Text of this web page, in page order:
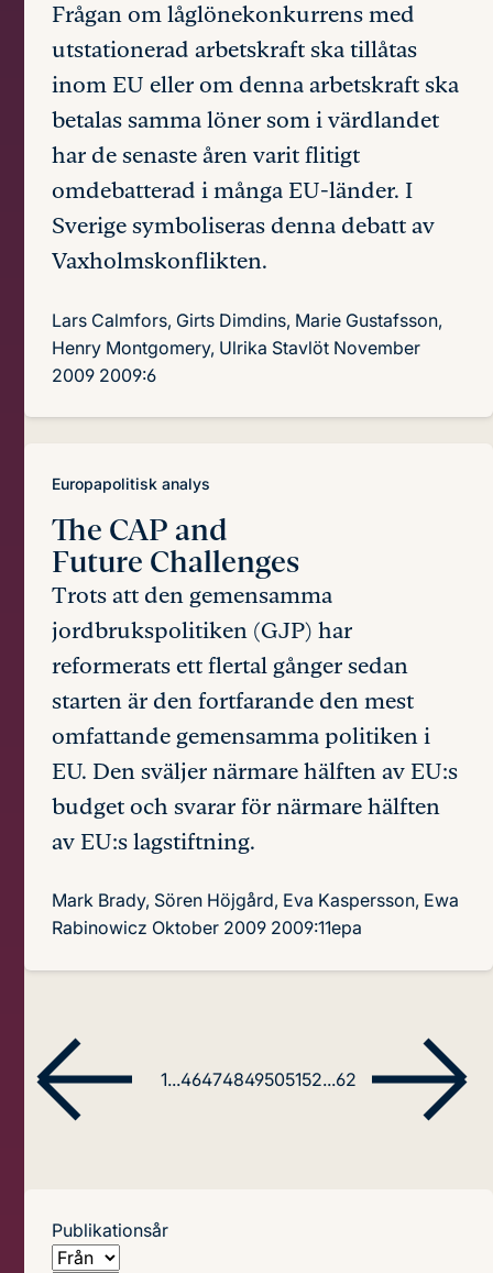
Frågan om låglönekonkurrens med
utstationerad arbetskraft ska tillåtas
inom EU eller om denna arbetskraft ska
betalas samma löner som i värdlandet
har de senaste åren varit flitigt
omdebatterad i många EU-länder. I
Sverige symboliseras denna debatt av
Vaxholmskonflikten.
Lars Calmfors, Girts Dimdins, Marie Gustafsson,
Henry Montgomery, Ulrika Stavlöt November
2009 2009:6
Europapolitisk analys
The CAP and
Future Challenges
Trots att den gemensamma
jordbrukspolitiken (GJP) har
reformerats ett flertal gånger sedan
starten är den fortfarande den mest
omfattande gemensamma politiken i
EU. Den sväljer närmare hälften av EU:s
budget och svarar för närmare hälften
av EU:s lagstiftning.
Mark Brady, Sören Höjgård, Eva Kaspersson, Ewa
Rabinowicz Oktober 2009 2009:11epa
1...46474849505152...62
Publikationsår
Från